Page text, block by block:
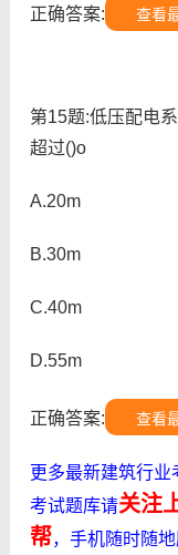
正确答案: 查看
第15题:低压配电
超过()o
A.20m
B.30m
C.40m
D.55m
正确答案: 查看
更多最新建筑行
考试题库请关注
帮，手机随时随地